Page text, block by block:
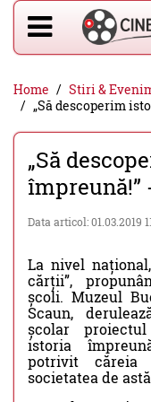
Home
Stiri &
„Să descoperim
„Să
împreună!”
Data articol: 01.03.2019
La nivel
cărții”,
școli. Muzeul
Scaun,
școlar
istoria
potrivit căreia
societatea de